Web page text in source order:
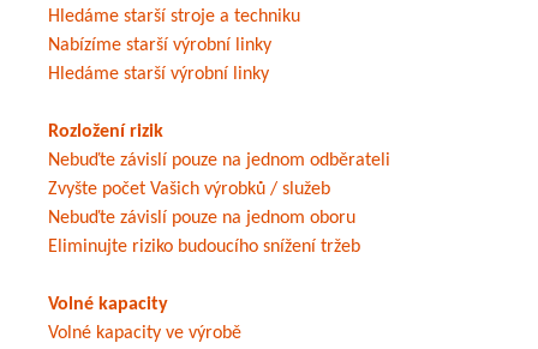
Hledáme starší stroje a techniku
Nabízíme starší výrobní linky
Hledáme starší výrobní linky
Rozložení rizik
Nebuďte závislí pouze na jednom odběrateli
Zvyšte počet Vašich výrobků / služeb
Nebuďte závislí pouze na jednom oboru
Eliminujte riziko budoucího snížení tržeb
Volné kapacity
Volné kapacity ve výrobě